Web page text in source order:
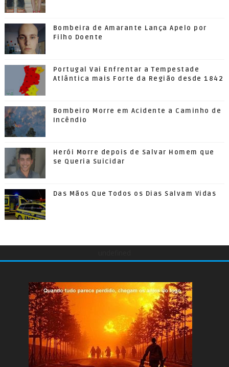
Bombeira de Amarante Lança Apelo por
Filho Doente
Portugal Vai Enfrentar a Tempestade
Atlântica mais Forte da Região desde 1842
Bombeiro Morre em Acidente a Caminho de
Incêndio
Herói Morre depois de Salvar Homem que
se Queria Suicidar
Das Mãos Que Todos os Dias Salvam Vidas